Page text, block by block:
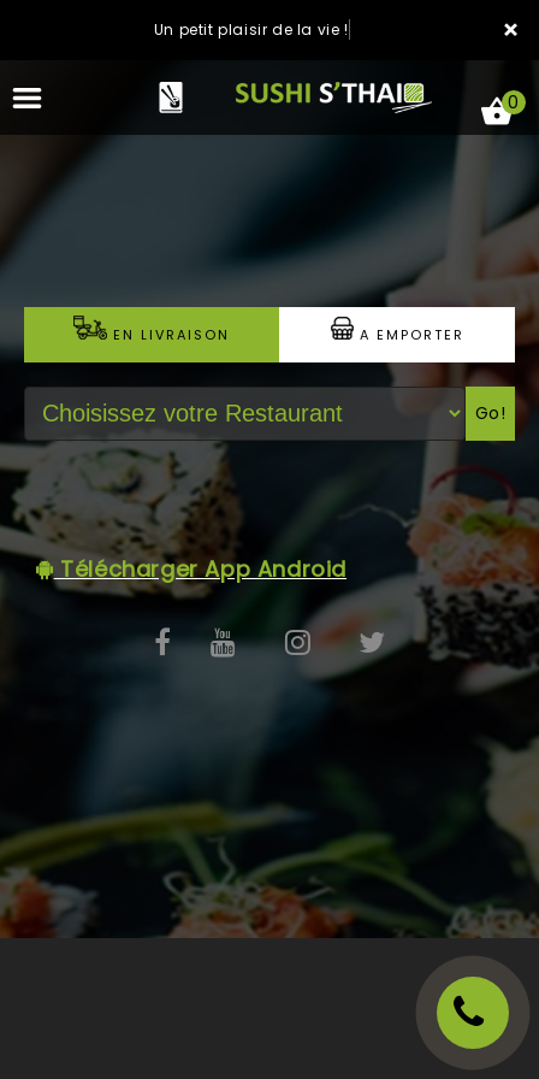
×
Un petit plaisir de la vie !
LA CARTE
NOTRE RESTAURANT
VOS AVIS
MENTIONS LÉGALES
C.G.V
0
EN LIVRAISON A EMPORTER
Go!
Télécharger App Android